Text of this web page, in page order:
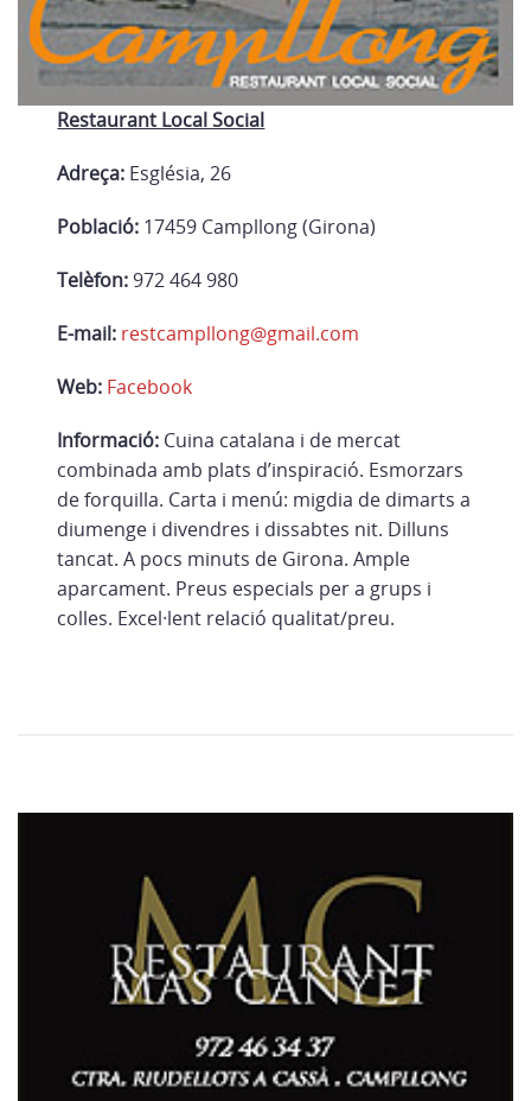
Restaurant Local Social
Adreça: Església, 26
Població: 17459 Campllong (Girona)
Telèfon:972 464 980
E-mail: restcampllong@gmail.com
Web: Facebook
Informació: Cuina catalana i de mercat
combinada amb plats d’inspiració. Esmorzars
de forquilla. Carta i menú: migdia de dimarts a
diumenge i divendres i dissabtes nit. Dilluns
tancat. A pocs minuts de Girona. Ample
aparcament. Preus especials per a grups i
colles. Excel·lent relació qualitat/preu.